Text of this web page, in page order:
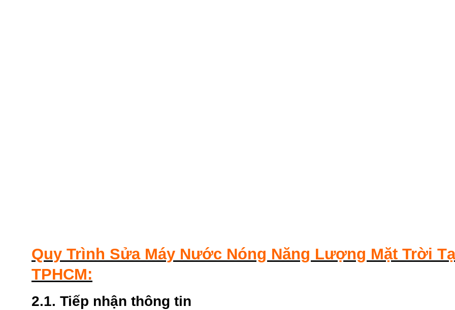
Quy Trình Sửa Máy Nước Nóng Năng Lượng Mặt Trời
TPHCM:
2.1. Tiếp nhận thông tin